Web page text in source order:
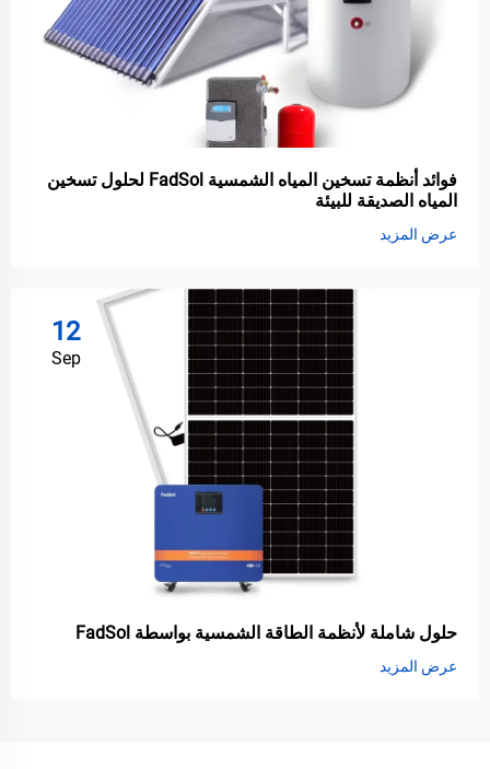
فوائد أنظمة تسخين المياه الشمسية FadSol لحلول تسخين
المياه الصديقة للبيئة
عرض المزيد
12
Sep
حلول شاملة لأنظمة الطاقة الشمسية بواسطة FadSol
عرض المزيد